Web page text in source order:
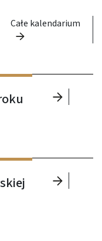
Całe kalendarium